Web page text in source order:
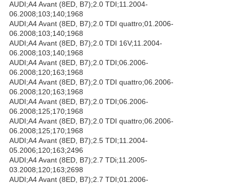
AUDI;A4 Avant (8ED, B7);2.0 TDI;11.2004-
06.2008;103;140;1968
AUDI;A4 Avant (8ED, B7);2.0 TDI quattro;01.2006-
06.2008;103;140;1968
AUDI;A4 Avant (8ED, B7);2.0 TDI 16V;11.2004-
06.2008;103;140;1968
AUDI;A4 Avant (8ED, B7);2.0 TDI;06.2006-
06.2008;120;163;1968
AUDI;A4 Avant (8ED, B7);2.0 TDI quattro;06.2006-
06.2008;120;163;1968
AUDI;A4 Avant (8ED, B7);2.0 TDI;06.2006-
06.2008;125;170;1968
AUDI;A4 Avant (8ED, B7);2.0 TDI quattro;06.2006-
06.2008;125;170;1968
AUDI;A4 Avant (8ED, B7);2.5 TDI;11.2004-
05.2006;120;163;2496
AUDI;A4 Avant (8ED, B7);2.7 TDi;11.2005-
03.2008;120;163;2698
AUDI;A4 Avant (8ED, B7);2.7 TDI;01.2006-